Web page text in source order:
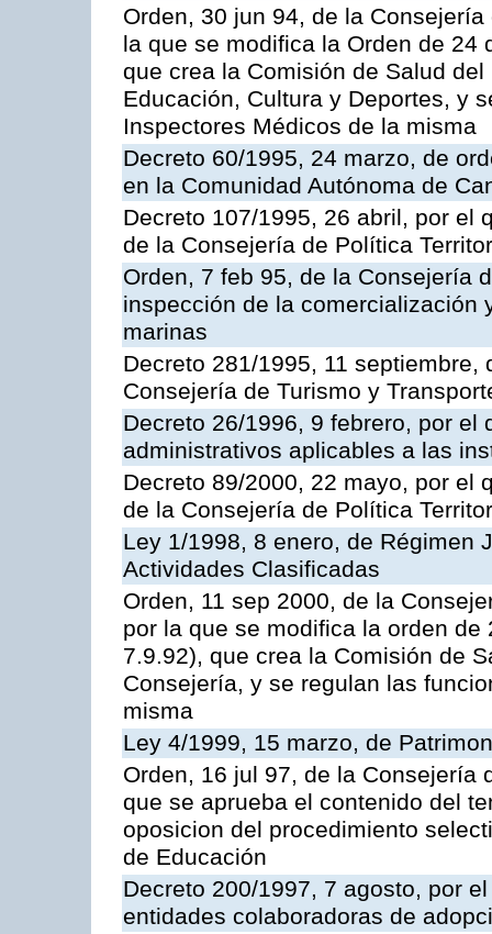
Orden, 30 jun 94, de la
la que se modifica la Orden de 24
que crea la Comisión de Salud
Educación, Cultura y Deportes, y
Inspectores Médicos de la misma
Decreto 60/1995, 24 marzo, de
en la Comunidad Autónoma de
Decreto 107/1995, 26 abril, por el
de la Consejería de Política
Orden, 7 feb 95, de la Consejería
inspección de la comercialización
marinas
Decreto 281/1995, 11
Consejería de Turismo y
Decreto 26/1996, 9 febrero, por
administrativos aplicables a las
Decreto 89/2000, 22 mayo, por el
de la Consejería de Política
Ley 1/1998, 8 enero, de Régimen
Actividades Clasificadas
Orden, 11 sep 2000, de la
por la que se modifica la orden
7.9.92), que crea la Comisión de
Consejería, y se regulan las
misma
Ley 4/1999, 15 marzo, de
Orden, 16 jul 97, de la Consejería
que se aprueba el contenido del
oposicion del procedimiento
de Educación
Decreto 200/1997, 7 agosto, por
entidades colaboradoras de